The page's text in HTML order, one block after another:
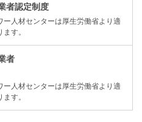
者認定制度
ー人材センターは厚生労働省より適
す。
者
ー人材センターは厚生労働省より適
す。